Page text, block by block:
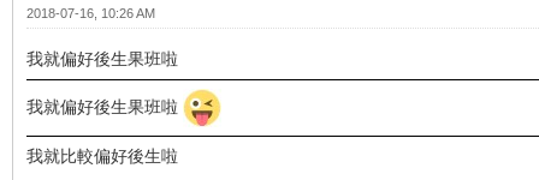
2018-07-16, 10:26 AM
我就偏好後生果班啦
我就偏好後生果班啦
我就比較偏好後生啦